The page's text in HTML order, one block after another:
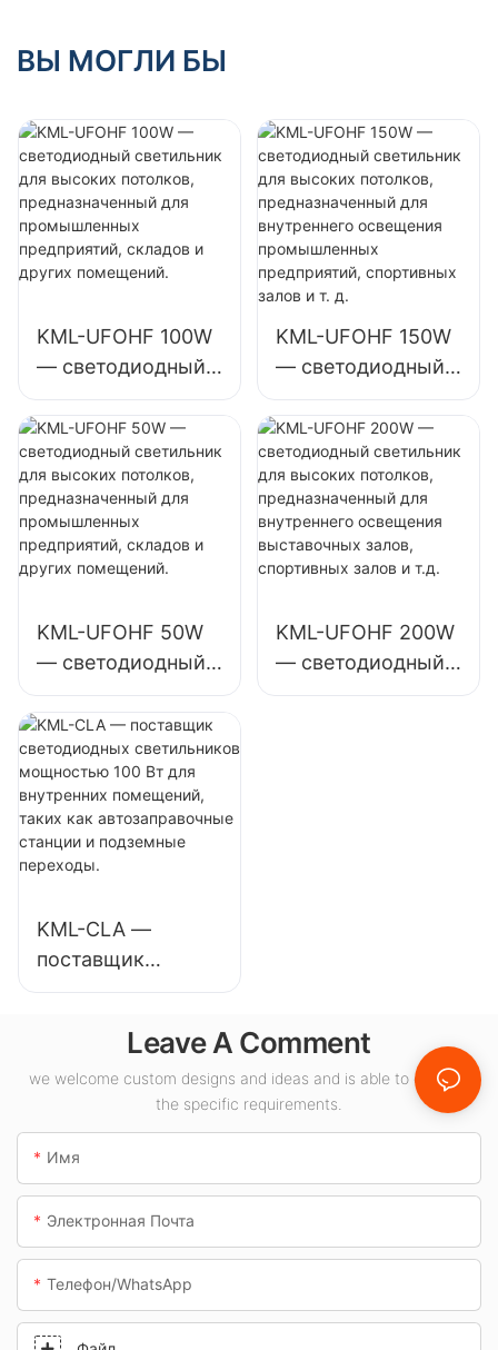
потолков,
освещения
промышленных
предприятий,
спортивных залов
и т. д.
освещения
выставочных
залов, спортивных
залов и т.д.
ВЫ МОГЛИ БЫ
KML-UFOHF 100W
— светодиодный
светильник для
высоких
потолков,
предназначенный
для
промышленных
предприятий,
помещений.
KML-UFOHF 150W
— светодиодный
светильник для
высоких
потолков,
предназначенный
для внутреннего
освещения
промышленных
спортивных залов
и т. д.
KML-UFOHF 50W
— светодиодный
светильник для
высоких
потолков,
предназначенный
для
промышленных
предприятий,
помещений.
KML-UFOHF 200W
— светодиодный
светильник для
KML-CLA —
поставщик
светодиодных
мощностью 100
Вт для внутренних
помещений, таких
как
автозаправочные
станции и
подземные
переходы.
Leave A Comment
we welcome custom designs and ideas and is able to cater to
the specific requirements.
Имя
Электронная Почта
Телефон/WhatsApp